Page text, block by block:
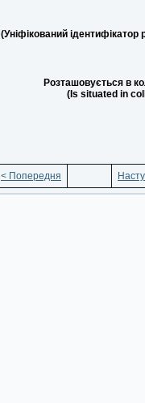
(Уніфікований ідентифікатор
Розташовується в
(Is situated in
< Попередня